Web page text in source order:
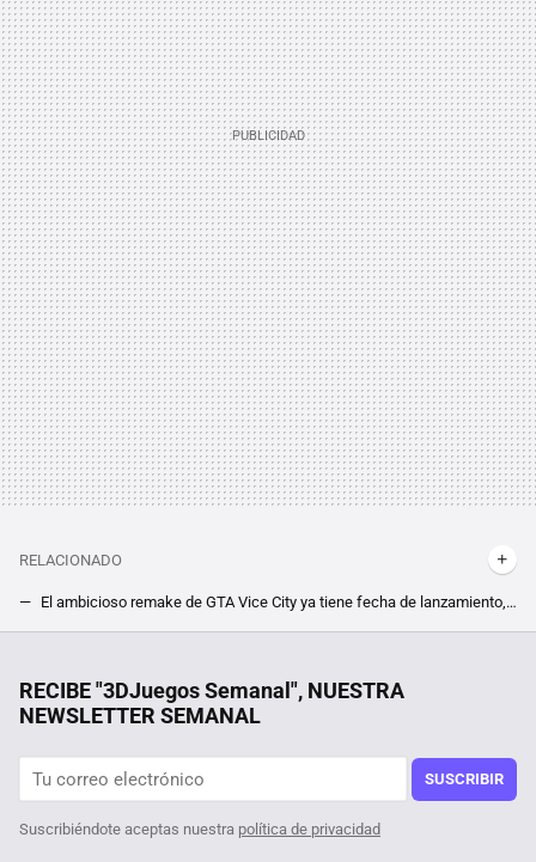
RELACIONADO
El ambicioso remake de GTA Vice City ya tiene fecha de lanzamiento, aunque puede estar en peligro inminente
"Y yo que creí que les hacía cosas malas a las GPU". Un usuario descubre un componente que no debería estar en su tarjeta gráfica
RECIBE "3DJuegos Semanal", NUESTRA
NEWSLETTER SEMANAL
SUSCRIBIR
Suscribiéndote aceptas nuestra política de privacidad